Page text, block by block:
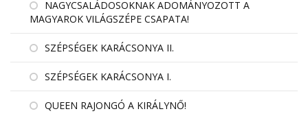
NAGYCSALÁDOSOKNAK ADOMÁNYOZOTT A
MAGYAROK VILÁGSZÉPE CSAPATA!
SZÉPSÉGEK KARÁCSONYA II.
SZÉPSÉGEK KARÁCSONYA I.
QUEEN RAJONGÓ A KIRÁLYNŐ!